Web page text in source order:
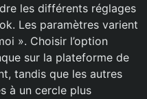
les différents réglages
Les paramètres varient
». Choisir l’option
sur la plateforme de
tandis que les autres
à un cercle plus